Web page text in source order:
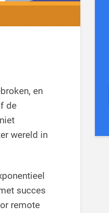
en
de
wereld in
succes
remote